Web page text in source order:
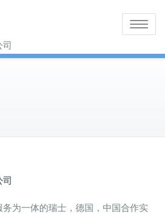
Toggle
为一体的瑞士，德国，中国合作实